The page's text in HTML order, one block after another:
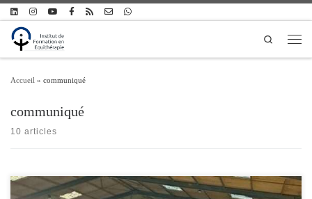
Passer au contenu
Search
Accueil » communiqué
communiqué
10 articles